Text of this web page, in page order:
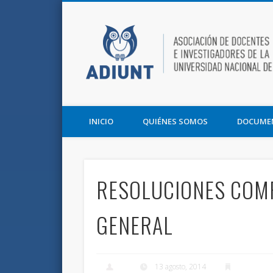
Asociación de Docentes e Investigadores de la UNT y la
INICIO QUIÉNES SOMOS
RESOLUCIONES
GENERAL
13 agosto, 2014